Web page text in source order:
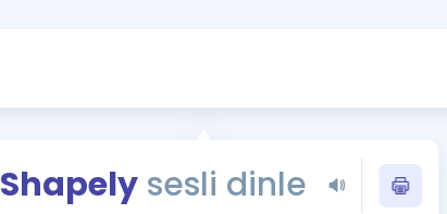
Tüm ÖSYM
YDS - YÖKDİL
Shapely sesli dinle